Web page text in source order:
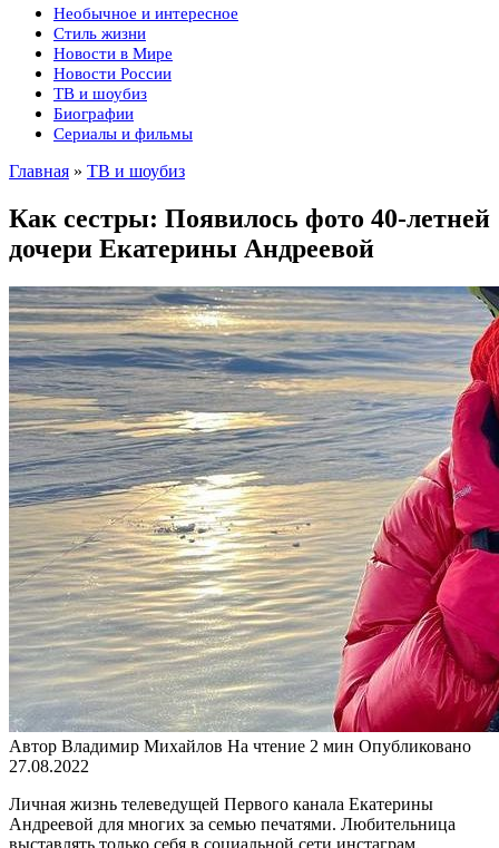
Необычное и интересное
Стиль жизни
Новости в Мире
Новости России
ТВ и шоубиз
Биографии
Сериалы и фильмы
Главная » ТВ и шоубиз
Как сестры: Появилось фото 40-летней
дочери Екатерины Андреевой
Автор Владимир Михайлов На чтение 2 мин Опубликовано
27.08.2022
Личная жизнь телеведущей Первого канала Екатерины
Андреевой для многих за семью печатями. Любительница
выставлять только себя в социальной сети инстаграм,